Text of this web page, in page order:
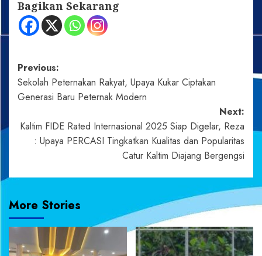
Bagikan Sekarang
Post
navigation
Previous:
Sekolah Peternakan Rakyat, Upaya Kukar Ciptakan
Generasi Baru Peternak Modern
Next:
Kaltim FIDE Rated Internasional 2025 Siap Digelar, Reza
: Upaya PERCASI Tingkatkan Kualitas dan Popularitas
Catur Kaltim Diajang Bergengsi
More Stories